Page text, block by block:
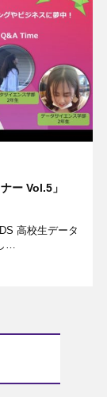
ー Vol.5」
高校生データ
…